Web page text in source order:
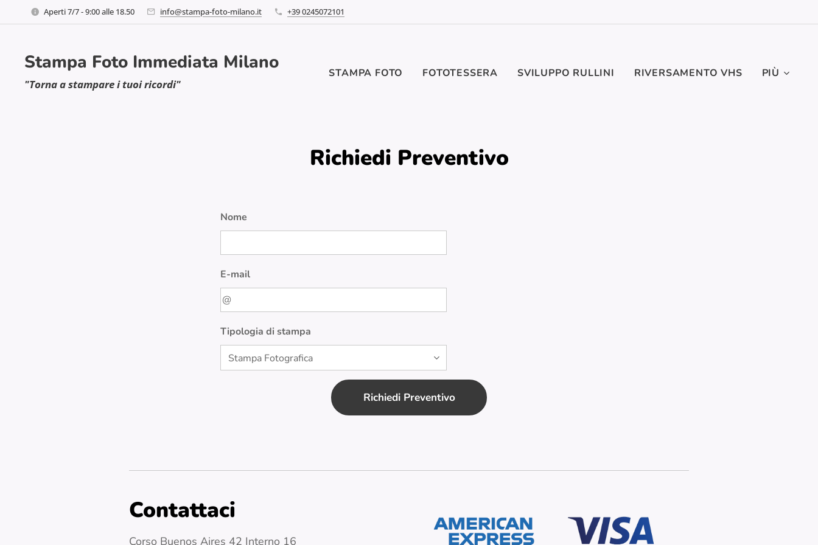
Aperti 7/7 - 9:00 alle 18.50 info@stampa-foto-milano.it +39 0245072101
Stampa Foto Immediata Milano
"Torna a stampare i tuoi ricordi"
STAMPA FOTO FOTOTESSERA SVILUPPO RULLINI RIVERSAMENTO VHS PIÙ
Richiedi Preventivo
Nome
E-mail
Tipologia di stampa
Richiedi Preventivo
Contattaci
Corso Buenos Aires 42 Interno 16